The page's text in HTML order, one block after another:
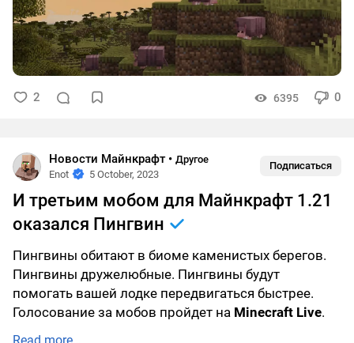
2 6395 0
Новости Майнкрафт• Другое
Enot
5 October, 2023
Подписаться
И третьим мобом для Майнкрафт 1.21
оказался Пингвин
Пингвины обитают в биоме каменистых берегов.
Пингвины дружелюбные. Пингвины будут
помогать вашей лодке передвигаться быстрее.
Голосование за мобов пройдет на Minecraft Live.